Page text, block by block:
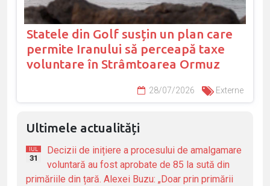
Statele din Golf susțin un plan care
permite Iranului să perceapă taxe
voluntare în Strâmtoarea Ormuz
28/07/2026 Externe
Ultimele actualități
IUL
31
Decizii de inițiere a procesului de amalgamare
voluntară au fost aprobate de 85 la sută din
primăriile din țară. Alexei Buzu: „Doar prin primării